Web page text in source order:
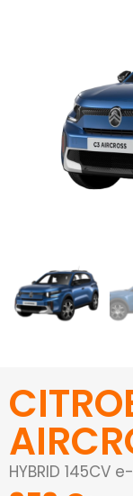
HYBRID 145CV